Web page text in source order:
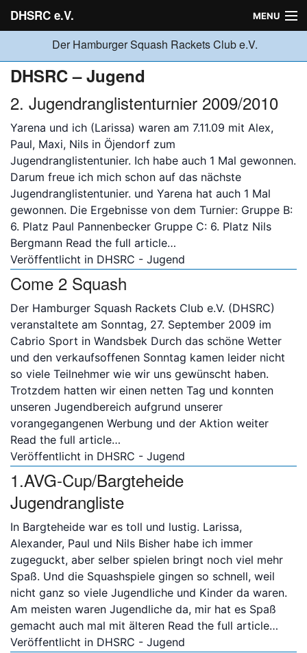
DHSRC e.V. MENU
Verein
Neuigkeiten
Ligabetrieb
Turniere
Jugend
Sponsoren
Bitte anmelden
Der Hamburger Squash Rackets Club e.V.
DHSRC – Jugend
2. Jugendranglistenturnier 2009/2010
Yarena und ich (Larissa) waren am 7.11.09 mit Alex,
Paul, Maxi, Nils in Öjendorf zum
Jugendranglistentunier. Ich habe auch 1 Mal gewonnen.
Darum freue ich mich schon auf das nächste
Jugendranglistentunier. und Yarena hat auch 1 Mal
gewonnen. Die Ergebnisse von dem Turnier: Gruppe B:
6. Platz Paul Pannenbecker Gruppe C: 6. Platz Nils
Bergmann Read the full article…
Veröffentlicht in DHSRC - Jugend
Come 2 Squash
Der Hamburger Squash Rackets Club e.V. (DHSRC)
veranstaltete am Sonntag, 27. September 2009 im
Cabrio Sport in Wandsbek Durch das schöne Wetter
und den verkaufsoffenen Sonntag kamen leider nicht
so viele Teilnehmer wie wir uns gewünscht haben.
Trotzdem hatten wir einen netten Tag und konnten
unseren Jugendbereich aufgrund unserer
vorangegangenen Werbung und der Aktion weiter
Read the full article…
Veröffentlicht in DHSRC - Jugend
1.AVG-Cup/Bargteheide
Jugendrangliste
In Bargteheide war es toll und lustig. Larissa,
Alexander, Paul und Nils Bisher habe ich immer
zugeguckt, aber selber spielen bringt noch viel mehr
Spaß. Und die Squashspiele gingen so schnell, weil
nicht ganz so viele Jugendliche und Kinder da waren.
Am meisten waren Jugendliche da, mir hat es Spaß
gemacht auch mal mit älteren Read the full article…
Veröffentlicht in DHSRC - Jugend